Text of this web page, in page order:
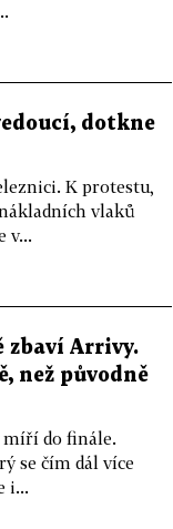
dotkne
K protestu,
vlaků
v...
zbaví Arrivy.
než původně
míří do finále.
se čím dál více
i...